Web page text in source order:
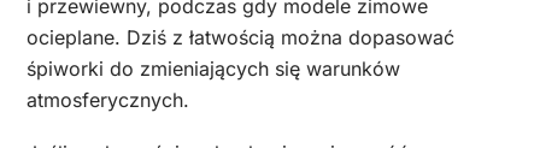
i przewiewny, podczas gdy modele zimowe
ocieplane. Dziś z łatwością można dopasować
śpiworki do zmieniających się warunków
atmosferycznych.